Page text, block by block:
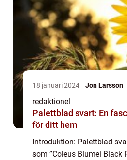
18 januari 2024 Jon Larsson
redaktionel
Palettblad svart: En
för ditt hem
Introduktion: Palettblad
som ”Coleus Blumei Black